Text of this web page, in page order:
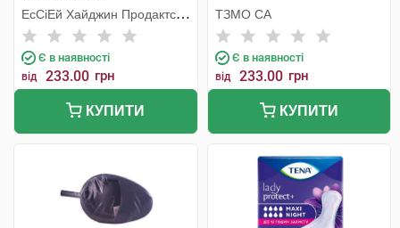
ЕсСіЕй Хайджин Продактс
Хугезанд
Є в наявності
від 233.00 грн
КУПИТИ
ТЗМО СА
Є в наявності
від 233.00 грн
КУПИТИ